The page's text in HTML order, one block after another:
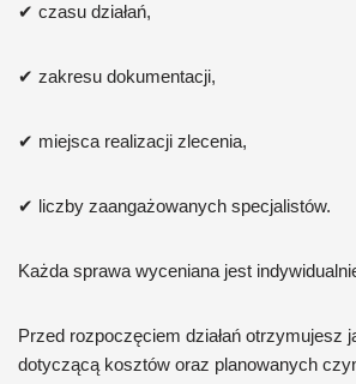
✔ czasu działań,
✔ zakresu dokumentacji,
✔ miejsca realizacji zlecenia,
✔ liczby zaangażowanych specjalistów.
Każda sprawa wyceniana jest
Przed rozpoczęciem działań otrzymujesz
dotyczącą kosztów oraz planowanych